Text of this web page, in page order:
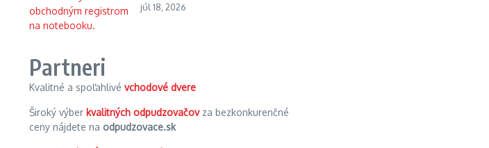
júl 18, 2026
Partneri
Kvalitné a spoľahlivé vchodové dvere
Široký výber kvalitných odpudzovačovza bezkonkurenčné
ceny nájdete na odpudzovace.sk